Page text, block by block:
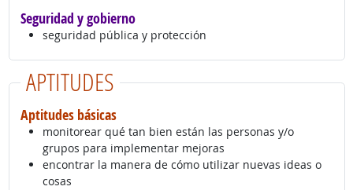
Seguridad y gobierno
seguridad pública y protección
APTITUDES
Aptitudes básicas
monitorear qué tan bien están las personas y/o
grupos para implementar mejoras
encontrar la manera de cómo utilizar nuevas ideas o
cosas